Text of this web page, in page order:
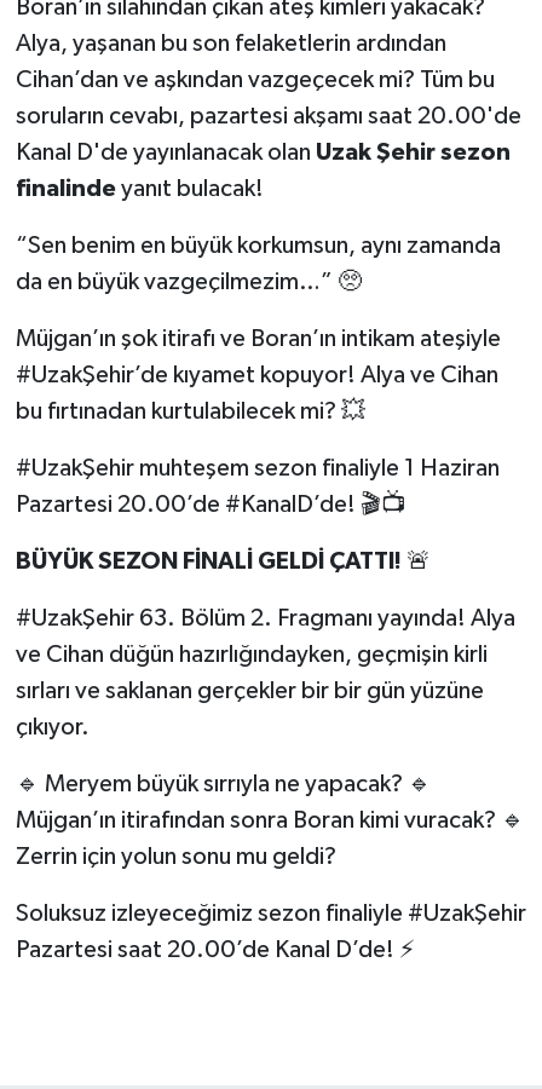
Boran’ın silahından çıkan ateş kimleri yakacak?
Alya, yaşanan bu son felaketlerin ardından
Cihan’dan ve aşkından vazgeçecek mi? Tüm bu
soruların cevabı, pazartesi akşamı saat 20.00'de
Kanal D'de yayınlanacak olan Uzak Şehir sezon
finalindeyanıt bulacak!
“Sen benim en büyük korkumsun, aynı zamanda
da en büyük vazgeçilmezim…” 🥺
Müjgan’ın şok itirafı ve Boran’ın intikam ateşiyle
#UzakŞehir’de kıyamet kopuyor! Alya ve Cihan
bu fırtınadan kurtulabilecek mi? 💥
#UzakŞehir muhteşem sezon finaliyle 1 Haziran
Pazartesi 20.00’de #KanalD’de! 🎬📺
BÜYÜK SEZON FİNALİ GELDİ ÇATTI! 🚨
#UzakŞehir 63. Bölüm 2. Fragmanı yayında! Alya
ve Cihan düğün hazırlığındayken, geçmişin kirli
sırları ve saklanan gerçekler bir bir gün yüzüne
çıkıyor.
🔹 Meryem büyük sırrıyla ne yapacak? 🔹
Müjgan’ın itirafından sonra Boran kimi vuracak? 🔹
Zerrin için yolun sonu mu geldi?
Soluksuz izleyeceğimiz sezon finaliyle #UzakŞehir
Pazartesi saat 20.00’de Kanal D’de! ⚡